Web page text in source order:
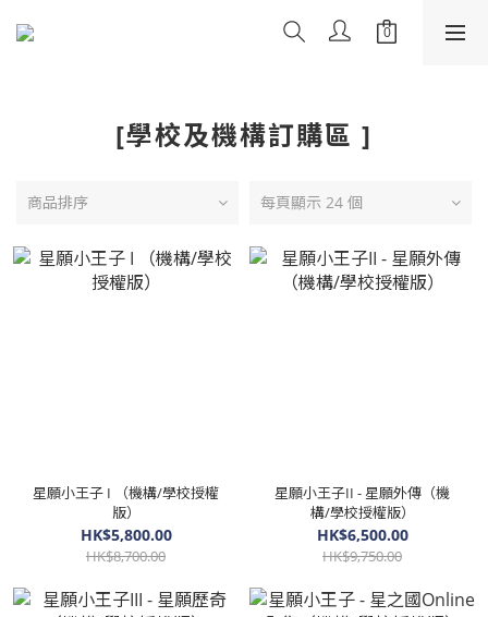
[學校及機構訂購區 ]
商品排序 每頁顯示 24 個
星願小王子 I （機構/學校授權
版）
HK$5,800.00
HK$8,700.00
星願小王子II - 星願外傳（機
構/學校授權版）
HK$6,500.00
HK$9,750.00